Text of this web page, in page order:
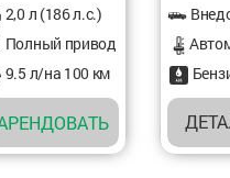
2,0 л (186 л.с.)
Полный привод
9.5 л/на 100 км